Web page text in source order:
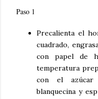
Paso 1
Precalienta el
cuadrado,
con papel de
temperatura
con el azúcar
blanquecina y